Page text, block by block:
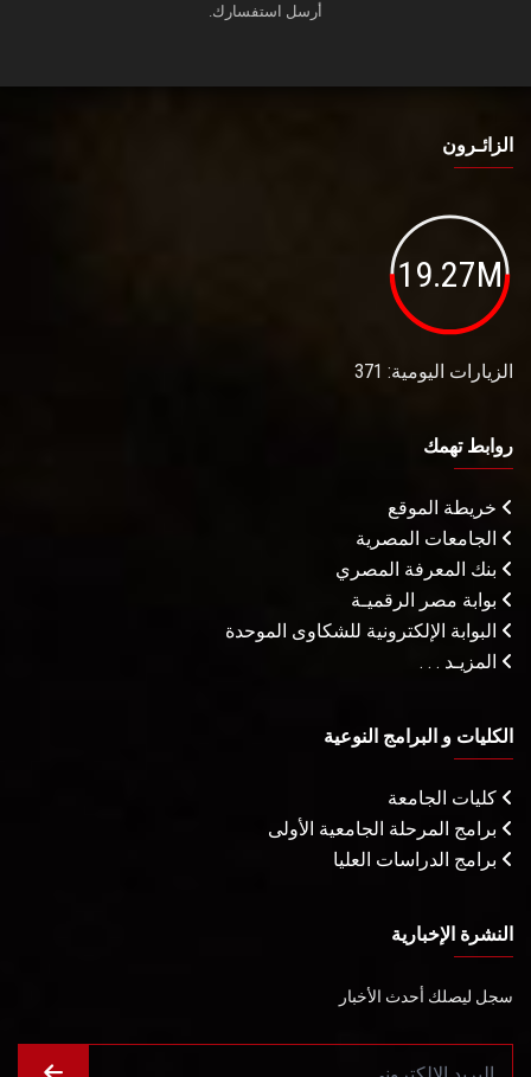
أرسل استفسارك.
الزائـرون
19.27M
الزيارات اليومية: 371
روابط تهمك
خريطة الموقع
الجامعات المصرية
بنك المعرفة المصري
بوابة مصر الرقميـة
البوابة الإلكترونية للشكاوى الموحدة
المزيـد . . .
الكليات و البرامج النوعية
كليات الجامعة
برامج المرحلة الجامعية الأولى
برامج الدراسات العليا
النشرة الإخبارية
سجل ليصلك أحدث الأخبار